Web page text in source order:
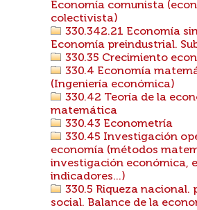
Economía comunista
colectivista)
330.342.21 Economía
Economía preindustrial.
330.35 Crecimiento
330.4 Economía
(Ingeniería económica)
330.42 Teoría de la
matemática
330.43 Econometría
330.45 Investigación
economía (métodos
investigación económica,
indicadores...)
330.5 Riqueza nacional.
social. Balance de la